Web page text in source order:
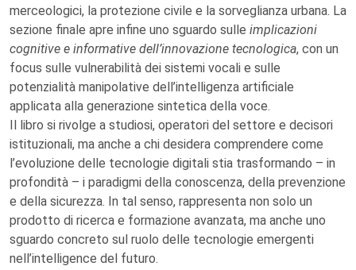
merceologici, la protezione civile e la sorveglianza urbana. La
sezione finale apre infine uno sguardo sulle implicazioni
cognitive e informative dell’innovazione tecnologica, con un
focus sulle vulnerabilità dei sistemi vocali e sulle
potenzialità manipolative dell’intelligenza artificiale
applicata alla generazione sintetica della voce.
Il libro si rivolge a studiosi, operatori del settore e decisori
istituzionali, ma anche a chi desidera comprendere come
l’evoluzione delle tecnologie digitali stia trasformando – in
profondità – i paradigmi della conoscenza, della prevenzione
e della sicurezza. In tal senso, rappresenta non solo un
prodotto di ricerca e formazione avanzata, ma anche uno
sguardo concreto sul ruolo delle tecnologie emergenti
nell’intelligence del futuro.